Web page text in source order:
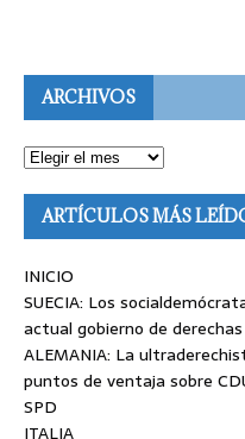
ARCHIVOS
ARTÍCULOS MÁS
INICIO
SUECIA: Los
actual gobierno de
ALEMANIA: La
puntos de ventaja sobre
SPD
ITALIA